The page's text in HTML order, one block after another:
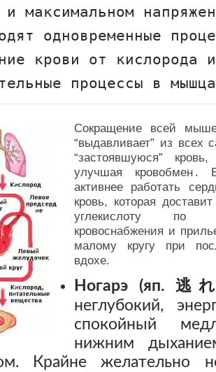
и максимальном
одновременные
крови от кислорода и
процессы в
Сокращение всей
“выдавливает” из всех
“застоявшуюся”
улучшая кровобмен .
активнее работать
кровь, которая
углекислоту по
кровоснабжения и
малому кругу при
вдохе.
Ногарэ (яп. 逃
неглубокий,
спокойный
нижним
Крайне желательно